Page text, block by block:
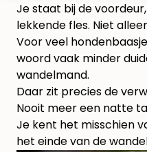
Je staat bij de
lekkende fles. Niet
Voor veel
woord vaak minder
wandelmand.
Daar zit precies de
Nooit meer een natte
Je kent het misschien
het einde van de